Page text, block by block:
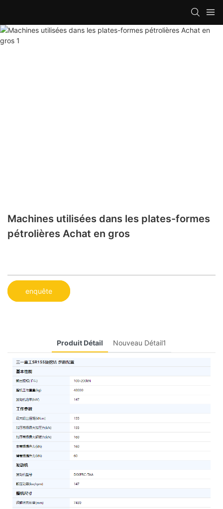
Machines utilisées dans les plates-formes
pétrolières Achat en gros
enquête
Produit Détail Nouveau Détail1